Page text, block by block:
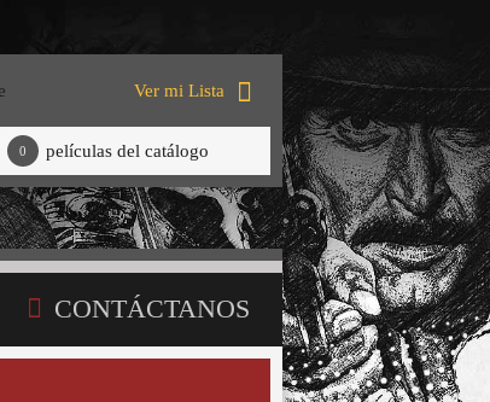
Ver mi Lista
0 películas del catálogo
CONTÁCTANOS